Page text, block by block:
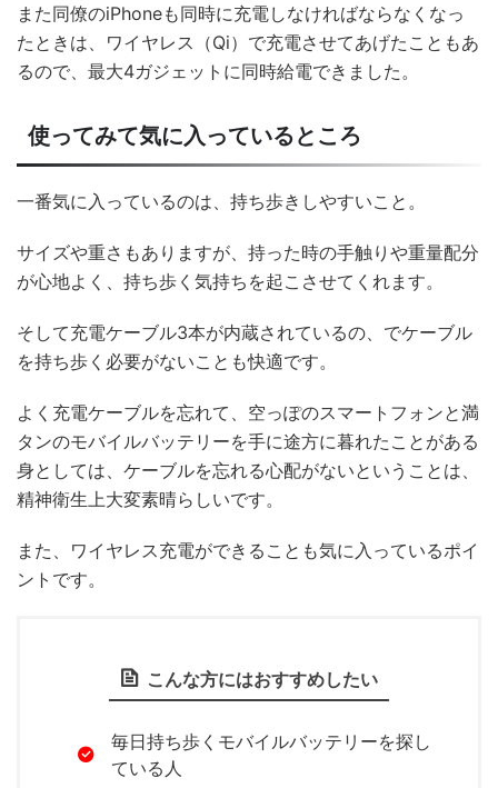
また同僚のiPhoneも同時に充電しなければならなくなっ
たときは、ワイヤレス（Qi）で充電させてあげたこともあ
るので、最大4ガジェットに同時給電できました。
使ってみて気に入っているところ
一番気に入っているのは、持ち歩きしやすいこと。
サイズや重さもありますが、持った時の手触りや重量配分
が心地よく、持ち歩く気持ちを起こさせてくれます。
そして充電ケーブル3本が内蔵されているの、でケーブル
を持ち歩く必要がないことも快適です。
よく充電ケーブルを忘れて、空っぽのスマートフォンと満
タンのモバイルバッテリーを手に途方に暮れたことがある
身としては、ケーブルを忘れる心配がないということは、
精神衛生上大変素晴らしいです。
また、ワイヤレス充電ができることも気に入っているポイ
ントです。
こんな方にはおすすめしたい
毎日持ち歩くモバイルバッテリーを探し
ている人